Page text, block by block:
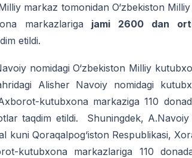
markaz tomonidan O‘zbekiston
markazlariga jami 2600 dan
etildi.
nomidagi O‘zbekiston Milliy
Alisher Navoiy nomidagi
kutubxona markaziga 110
taqdim etildi. Shuningdek, A.Navoiy
kuni Qoraqalpog‘iston Respublikasi,
kutubxona markazlariga 110